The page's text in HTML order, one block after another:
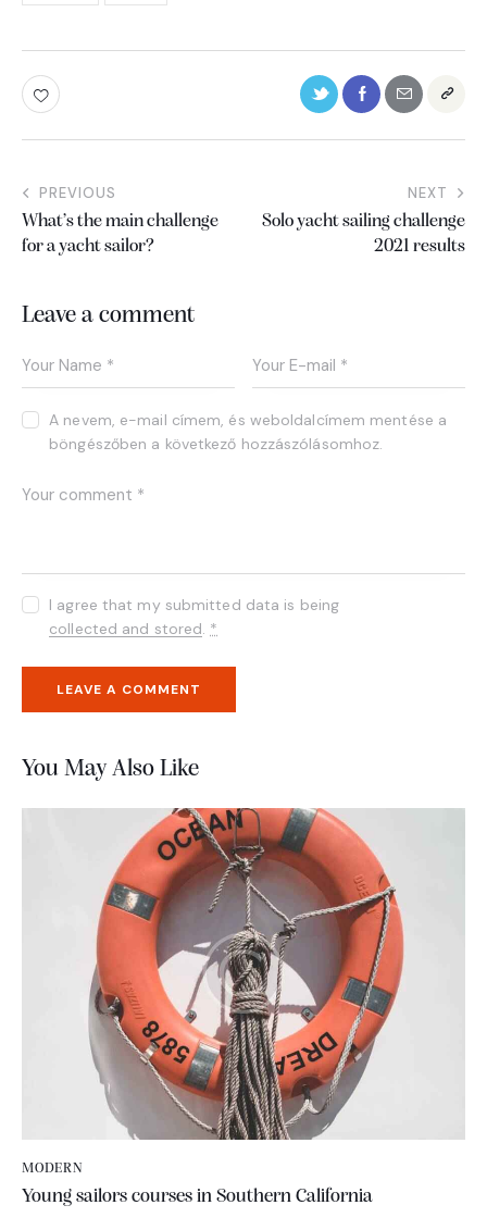
PREVIOUS
What’s the main challenge
for a yacht sailor?
NEXT
Solo yacht sailing challenge
2021 results
Leave a comment
A nevem, e-mail címem, és weboldalcímem mentése a
böngészőben a következő hozzászólásomhoz.
I agree that my submitted data is being
collected and stored. *
You May Also Like
MODERN
Young sailors courses in Southern California